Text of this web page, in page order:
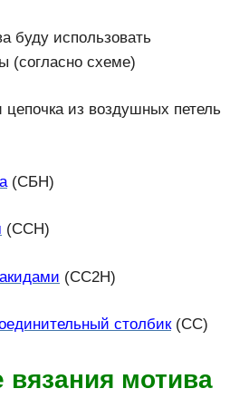
буду использовать
схеме)
цепочка из воздушных петель
(СБН)
(ССН)
(СС2Н)
столбик(СС)
вязания мотива